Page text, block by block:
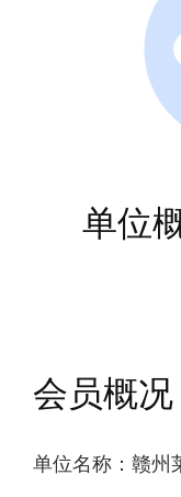
单位
会员概况
单位名称：赣州